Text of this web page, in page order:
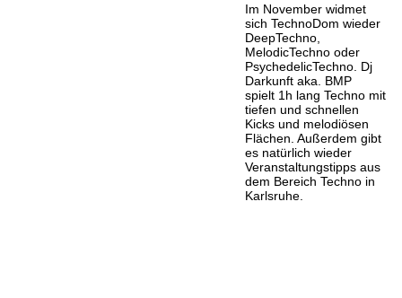
Im November widmet
sich TechnoDom wieder
DeepTechno,
MelodicTechno oder
PsychedelicTechno. Dj
Darkunft aka. BMP
spielt 1h lang Techno mit
tiefen und schnellen
Kicks und melodiösen
Flächen. Außerdem gibt
es natürlich wieder
Veranstaltungstipps aus
dem Bereich Techno in
Karlsruhe.